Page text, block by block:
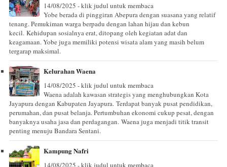
14/08/2025 - klik judul untuk membaca
Yobe berada di pinggiran Abepura dengan suasana yang relatif
tenang. Pemukiman warga berpadu dengan lahan hijau dan kebun
kecil. Kehidupan sosialnya erat, ditopang oleh kegiatan adat dan
keagamaan. Yobe juga memiliki potensi wisata alam yang masih belum
tergarap maksimal.
Kelurahan Waena
14/08/2025 - klik judul untuk membaca
Waena adalah kawasan strategis yang menghubungkan Kota
Jayapura dengan Kabupaten Jayapura. Terdapat banyak pusat pendidikan,
perumahan, dan pusat belanja. Pertumbuhan ekonomi cukup pesat, dengan
banyaknya usaha jasa dan perdagangan. Waena juga menjadi titik transit
penting menuju Bandara Sentani.
Kampung Nafri
14/08/2025 - klik judul untuk membaca